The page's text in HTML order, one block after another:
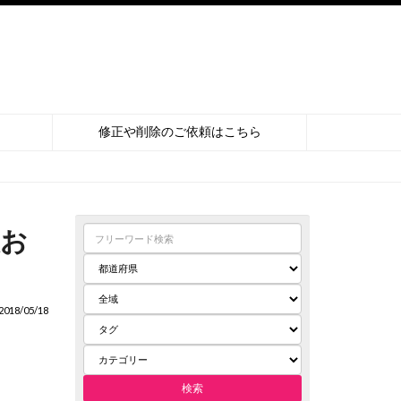
修正や削除のご依頼はこちら
05/18